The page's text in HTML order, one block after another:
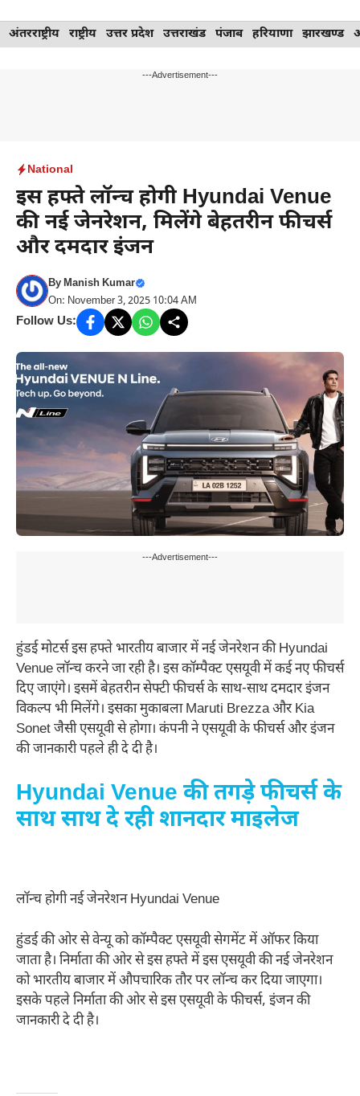
Skip
to
अंतरराष्ट्रीय राष्ट्रीय उत्तर प्रदेश उत्तराखंड पंजाब हरियाणा झारखण्ड
---Advertisement---
National
इस हफ्ते लॉन्‍च होगी Hyundai Venue
की नई जेनरेशन, मिलेंगे बेहतरीन फीचर्स
और दमदार इंजन
ByManish Kumar
On: November 3, 2025 10:04 AM
Follow Us:
---Advertisement---
हुंडई मोटर्स इस हफ्ते भारतीय बाजार में नई जेनरेशन की Hyundai
Venue लॉन्च करने जा रही है। इस कॉम्पैक्ट एसयूवी में कई नए फीचर्स
दिए जाएंगे। इसमें बेहतरीन सेफ्टी फीचर्स के साथ-साथ दमदार इंजन
विकल्प भी मिलेंगे। इसका मुकाबला Maruti Brezza और Kia
Sonet जैसी एसयूवी से होगा। कंपनी ने एसयूवी के फीचर्स और इंजन
की जानकारी पहले ही दे दी है।
Hyundai Venue की तगड़े फीचर्स के
साथ साथ दे रही शानदार माइलेज
लॉन्‍च होगी नई जेनरेशन Hyundai Venue
हुंडई की ओर से वेन्‍यू को कॉम्‍पैक्‍ट एसयूवी सेगमेंट में ऑफर किया
जाता है। निर्माता की ओर से इस हफ्ते में इस एसयूवी की नई जेनरेशन
को भारतीय बाजार में औपचारिक तौर पर लॉन्‍च कर दिया जाएगा।
इसके पहले निर्माता की ओर से इस एसयूवी के फीचर्स, इंजन की
जानकारी दे दी है।